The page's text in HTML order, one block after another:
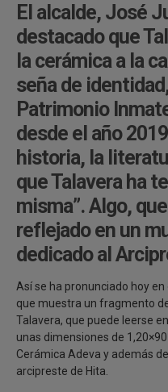
El alcalde, José
destacado que
la cerámica a la
seña de
Patrimonio
desde el año
historia, la
que Talavera ha
misma”. Algo,
reflejado en un
dedicado al
Así se ha pronunciado hoy
que muestra un fragmento
Talavera, que puede leerse
unas dimensiones de
Cerámica Adeva y además
arcipreste de Hita.